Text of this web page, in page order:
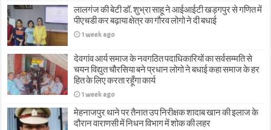
लालगंज की बेटी डॉ. शुभ्रा साहू ने आईआईटी खड़गपुर से गणित में
पीएचडी कर बढ़ाया क्षेत्र का गौरव लोगो ने दी बधाई
1 week ago
देवगांव आर्य समाज के नवगठित पदाधिकारियों का सर्वसम्मति से
चयन विद्युत चौरसिया बने प्रधान लोगो ने बधाई कहा समाज के हर
हित के लिए करता रहूँगा कार्य
1 week ago
मेहनाजपुर थाने पर तैनात उप निरीक्षक शादाब खान की इलाज के
दौरान वाराणसी में निधन विभाग में शोक की लहर